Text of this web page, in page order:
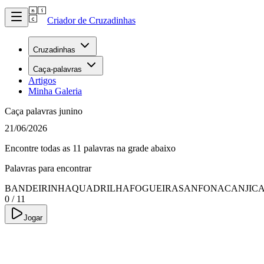
Criador de Cruzadinhas
Cruzadinhas
Caça-palavras
Artigos
Minha Galeria
Caça palavras junino
21/06/2026
Encontre todas as 11 palavras na grade abaixo
Palavras para encontrar
BANDEIRINHAQUADRILHAFOGUEIRASANFONA
0 / 11
Jogar